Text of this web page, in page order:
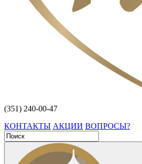
(351) 240-00-47
КОНТАКТЫ АКЦИИ ВОПРОСЫ?